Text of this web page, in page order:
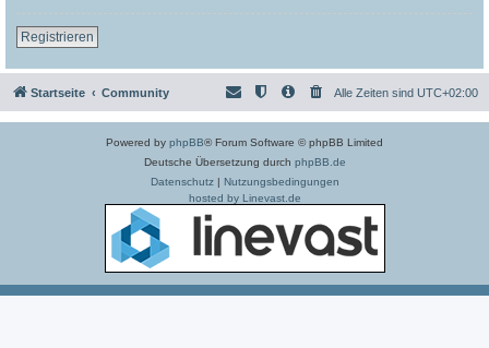
Registrieren
Startseite Community Alle Zeiten sind UTC+02:00
Powered by phpBB® Forum Software © phpBB Limited
Deutsche Übersetzung durch phpBB.de
Datenschutz| Nutzungsbedingungen
hosted by Linevast.de